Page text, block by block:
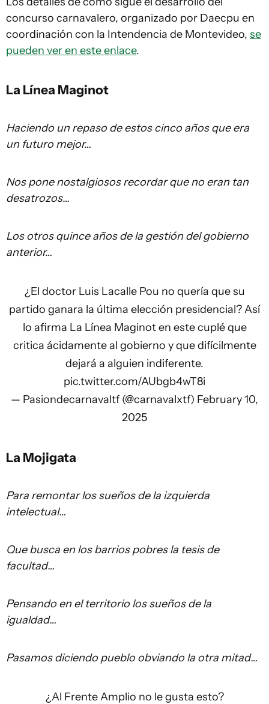
concurso carnavalero, organizado por Daecpu en
coordinación con la Intendencia de Montevideo, se
pueden ver en este enlace.
La Línea Maginot
Haciendo un repaso de estos cinco años que era
un futuro mejor…
Nos pone nostalgiosos recordar que no eran tan
desatrozos…
Los otros quince años de la gestión del gobierno
anterior…
¿El doctor Luis Lacalle Pou no quería que su
partido ganara la última elección presidencial? Así
lo afirma La Línea Maginot en este cuplé que
critica ácidamente al gobierno y que difícilmente
dejará a alguien indiferente.
pic.twitter.com/AUbgb4wT8i
— Pasiondecarnavaltf (@carnavalxtf) February 10,
2025
La Mojigata
Para remontar los sueños de la izquierda
intelectual…
Que busca en los barrios pobres la tesis de
facultad…
Pensando en el territorio los sueños de la
igualdad…
Pasamos diciendo pueblo obviando la otra mitad…
¿Al Frente Amplio no le gusta esto?